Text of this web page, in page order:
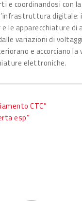
e coordinandosi con
digitale:
le apparecchiature di
variazioni di
e accorciano
elettroniche.
CTC”
esp”